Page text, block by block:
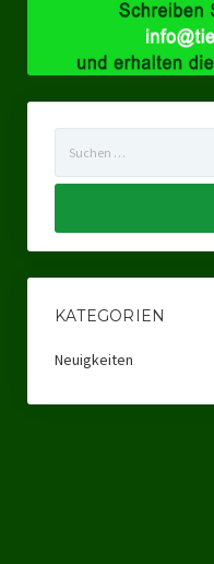
nach:
KATEGORIEN
Neuigkeiten